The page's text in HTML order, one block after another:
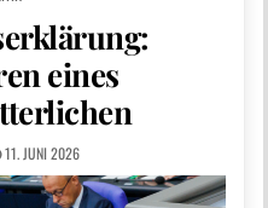
eines
11. JUNI 2026